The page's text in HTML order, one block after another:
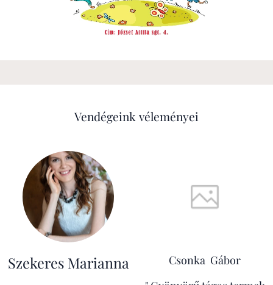
Vendégeink véleményei
Szekeres Marianna
Csonka Gábor